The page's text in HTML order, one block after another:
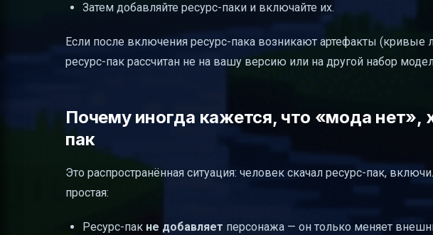
Затем добавляйте ресурс-паки и включайте их.
Если после включения ресурс-пака возникают артефакты (кривые
ресурс-пак рассчитан не на вашу версию или на другой набор
Почему иногда кажется, что «мода нет»,
пак
Это распространённая ситуация: человек скачал ресурс-пак,
простая:
Ресурс-пак не добавляет персонажа — он только меняет